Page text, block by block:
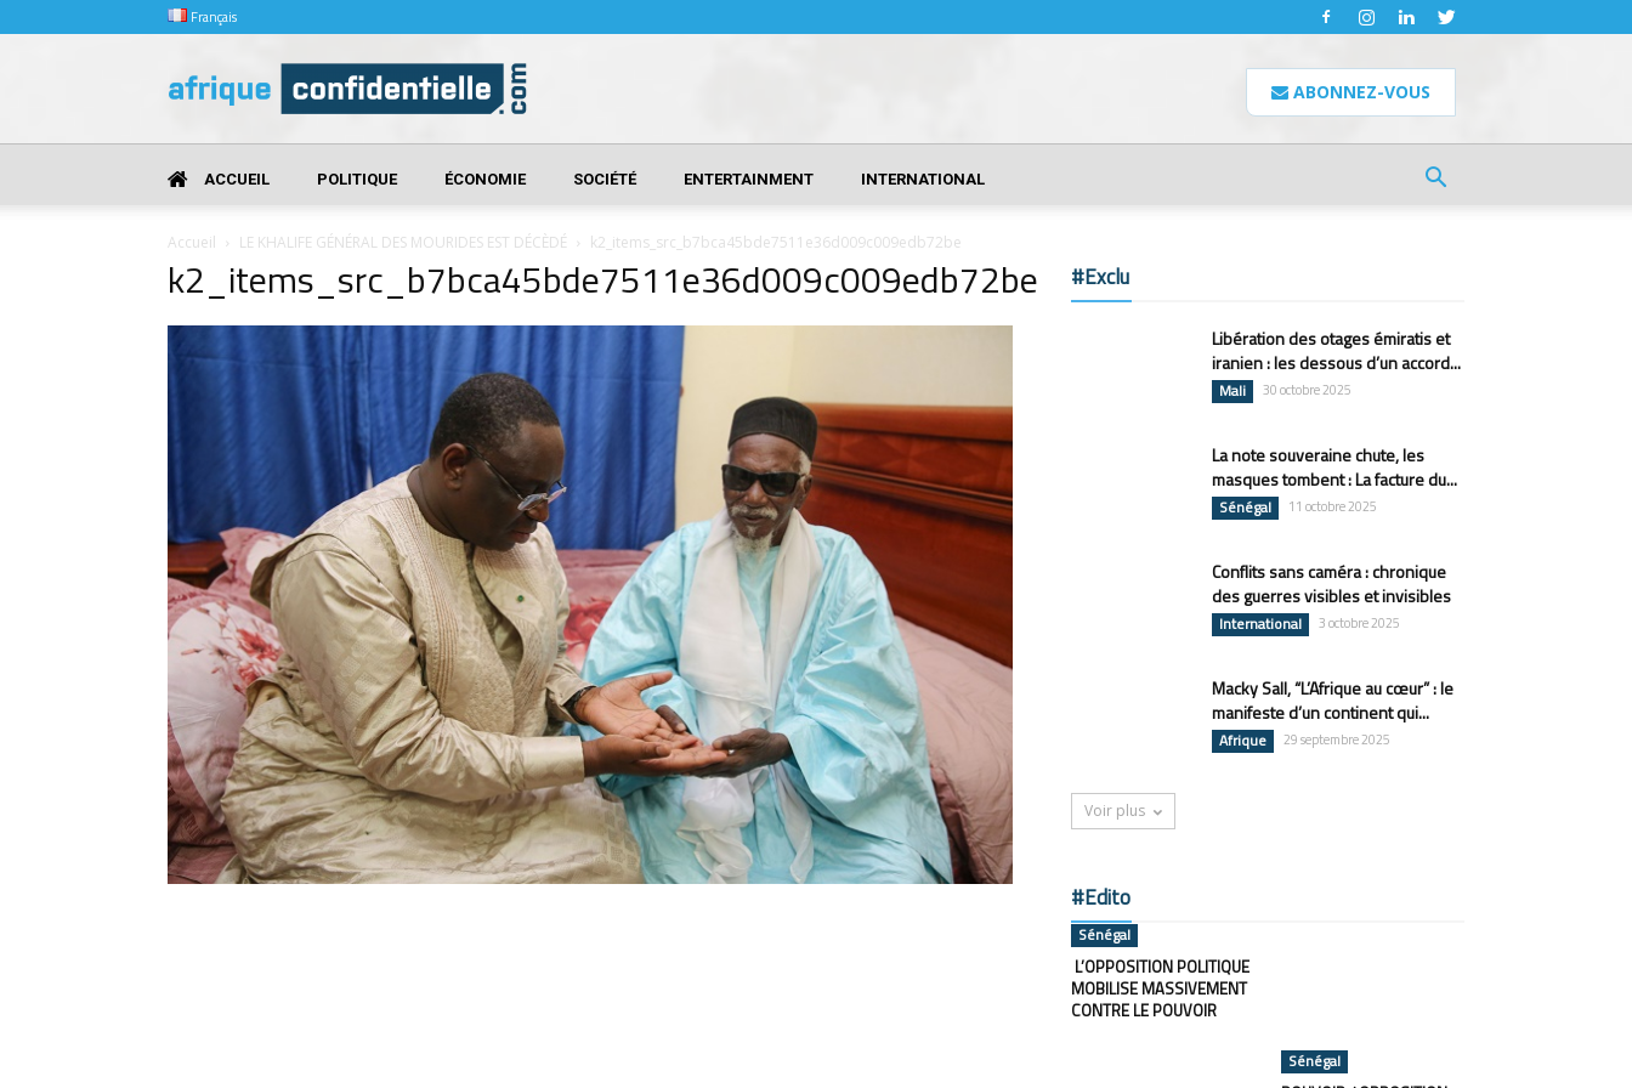
Français
Confidentielle
ABONNEZ-VOUS
ACCUEIL POLITIQUE ÉCONOMIE SOCIÉTÉ ENTERTAINMENT INTERNATIONAL
Accueil LE KHALIFE GÉNÉRAL DES MOURIDES EST DÉCÈDÉ k2_items_src_b7bca45bde7511e36d009c009edb72be
k2_items_src_b7bca45bde7511e36d009c009edb72be #Exclu
Libération des otages émiratis et
iranien : les dessous d’un accord...
Mali 30 octobre 2025
La note souveraine chute, les
masques tombent : La facture du...
Sénégal 11 octobre 2025
Conflits sans caméra : chronique
des guerres visibles et invisibles
International 3 octobre 2025
Macky Sall, “L’Afrique au cœur” : le
manifeste d’un continent qui...
Afrique 29 septembre 2025
Voir plus
#Edito
Sénégal
L’OPPOSITION POLITIQUE
MOBILISE MASSIVEMENT
CONTRE LE POUVOIR
Sénégal